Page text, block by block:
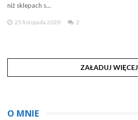
niż sklepach s…
25 listopada 2020 2
ZAŁADUJ WIĘCEJ
O MNIE